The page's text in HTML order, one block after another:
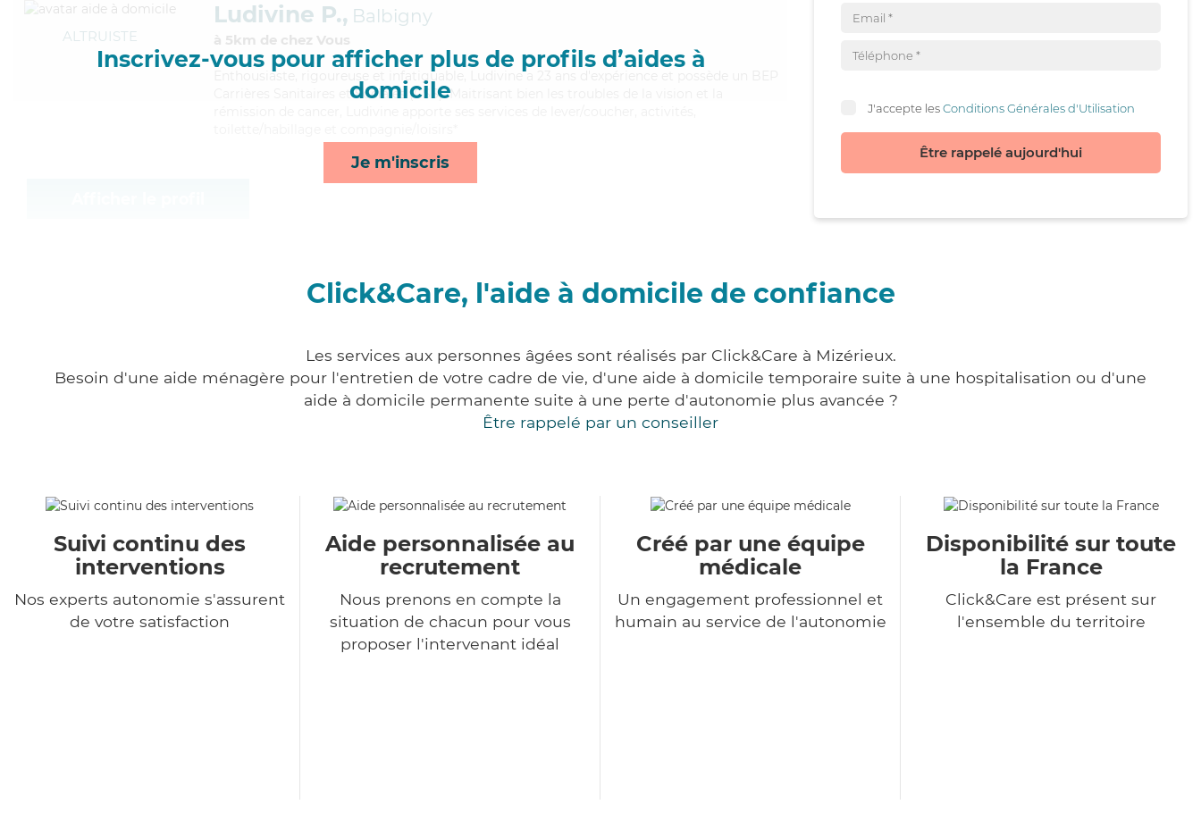
Inscrivez-vous pour afficher plus de profils d’aides à
domicile
Je m'inscris
ALTRUISTE
Ludivine P., Balbigny
à 5km de chez Vous
Enthousiaste
, rigoureuse et infatiguable, Ludivine a 23 ans d'expérience et possède un BEP
Carrières Sanitaires et Sociales (CSS). Maitrisant bien les troubles de la vision et la
J'accepte lesConditions Générales d'Utilisation
Être rappelé aujourd'hui
Click&Care, l'aide à domicile de confiance
Les services aux personnes âgées sont réalisés par Click&Care à Mizérieux.
Besoin d'une aide ménagère pour l'entretien de votre cadre de vie, d'une aide à domicile temporaire suite à une hospitalisation ou d'une
aide à domicile permanente suite à une perte d'autonomie plus avancée ?
Être rappelé par un conseiller
Suivi continu des
interventions
Nos experts autonomie s'assurent
de votre satisfaction
Aide personnalisée au
recrutement
Nous prenons en compte la
situation de chacun pour vous
proposer l'intervenant idéal
Créé par une équipe
médicale
Un engagement professionnel et
humain au service de l'autonomie
Disponibilité sur toute
la France
Click&Care est présent sur
l'ensemble du territoire